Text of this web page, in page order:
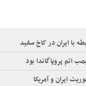
با ایران در کاخ سفید
اتم پروپاگاندا بود